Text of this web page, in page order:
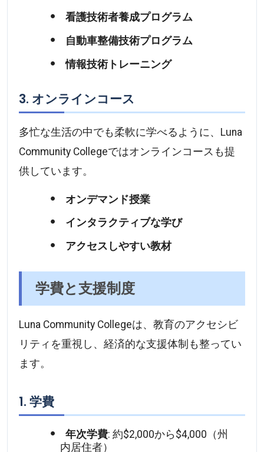
看護技術者養成プログラム
自動車整備技術プログラム
情報技術トレーニング
3. オンラインコース
多忙な生活の中でも柔軟に学べるように、Luna
Community Collegeではオンラインコースも提
供しています。
オンデマンド授業
インタラクティブな学び
アクセスしやすい教材
学費と支援制度
Luna Community Collegeは、教育のアクセシビ
リティを重視し、経済的な支援体制も整ってい
ます。
1. 学費
年次学費: 約$2,000から$4,000（州
内居住者）